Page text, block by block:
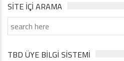
SITE IÇI ARAMA
TBD ÜYE BİLGİ SİSTEMİ